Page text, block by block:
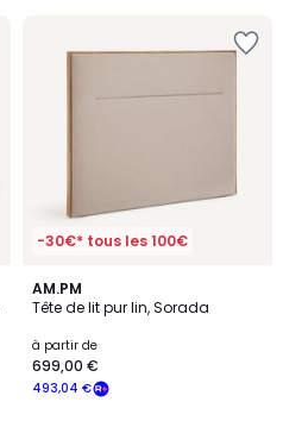
-30€* tous les 100€
AM.PM
Tête de lit pur lin, Sorada
à partir de
493,04 €
699,00 €
4,8
/ 5